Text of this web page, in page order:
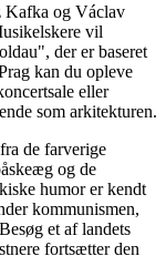
Kafka og Václav
vil
der er baseret
kan du opleve
eller
som arkitekturen.
de farverige
og de
humor er kendt
kommunismen,
et af landets
fortsætter den